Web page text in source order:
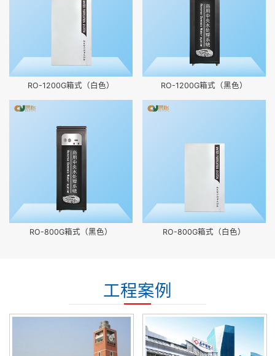
RO-1200G箱式（白色） RO-1200G箱式（黑色）
RO-800G箱式（黑色） RO-800G箱式（白色）
工程案例